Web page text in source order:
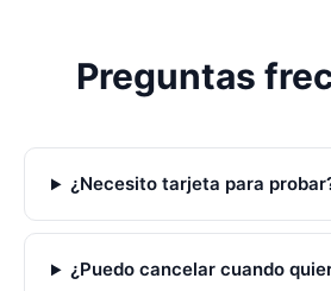
Preguntas
¿Necesito tarjeta para
¿Puedo cancelar cuando